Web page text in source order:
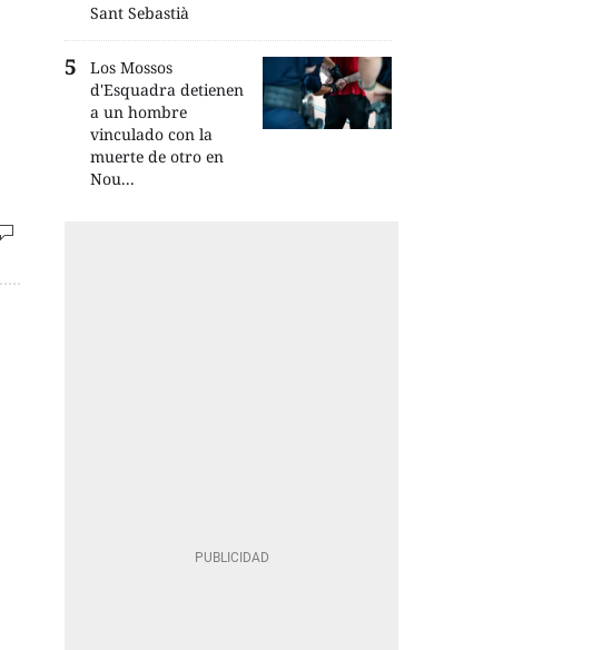
Sant Sebastià
Los Mossos
d'Esquadra detienen
a un hombre
vinculado con la
muerte de otro en
Nou...